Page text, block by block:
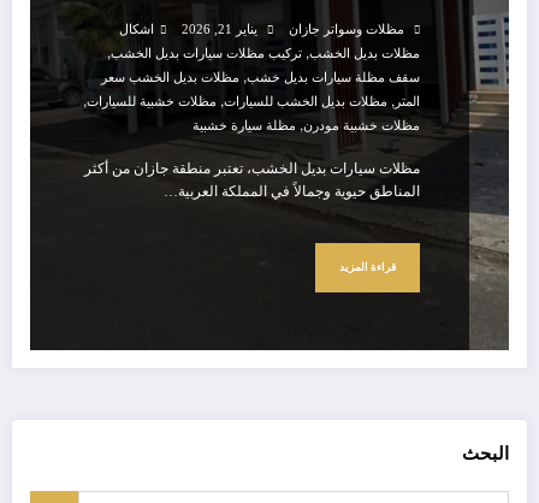
مظلات وسواتر جازان يناير 21, 2026
اشكال
مظلات بديل الخشب, تركيب مظلات سيارات بديل الخشب,
سقف مظلة سيارات بديل خشب, مظلات بديل الخشب سعر
المتر , مظلات بديل الخشب للسيارات, مظلات خشبية للسيارات,
مظلات خشبية مودرن, مظلة سيارة خشبية
مظلات سيارات بديل الخشب، تعتبر منطقة جازان من أكثر
المناطق حيوية وجمالاً في المملكة العربية…
قراءة المزيد
البحث